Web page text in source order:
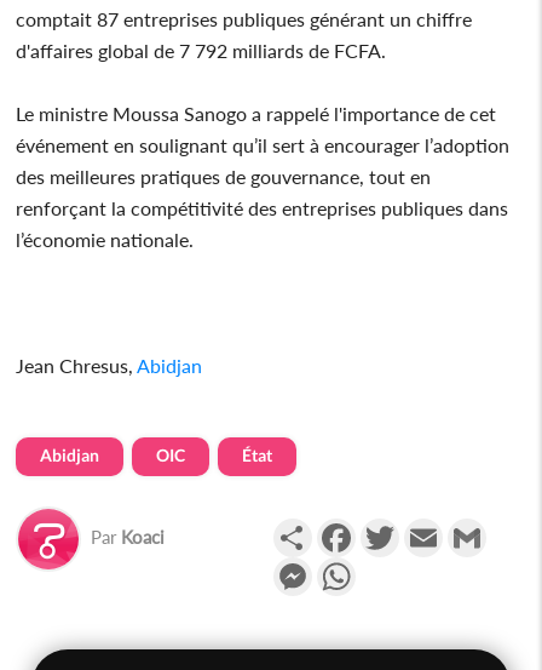
comptait 87 entreprises publiques générant un chiffre
d'affaires global de 7 792 milliards de FCFA.
Le ministre Moussa Sanogo a rappelé l'importance de cet
événement en soulignant qu’il sert à encourager l’adoption
des meilleures pratiques de gouvernance, tout en
renforçant la compétitivité des entreprises publiques dans
l’économie nationale.
Jean Chresus, Abidjan
Abidjan OIC État
Par Koaci PartagerFacebookTwitterEmail
Messenger